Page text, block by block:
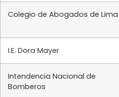
Colegio de Abogados de Lima
I.E. Dora Mayer
Intendencia Nacional de
Bomberos